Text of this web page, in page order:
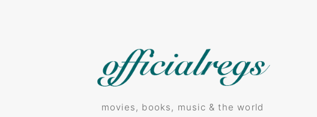
movies, books, music & the world